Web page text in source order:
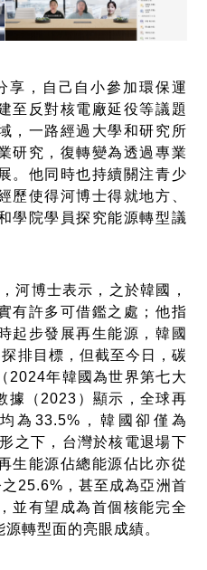
，自己自小參加環保運
至反對核電廠延役等議題
，一路經過大學和研究所
研究，復轉變為透過專業
。他同時也持續關注青少
歷使得河博士得就地方、
學院學員探究能源轉型議
博士表示，之於韓國，
有許多可借鑑之處；他指
起步發展再生能源，韓國
排目標，但截至今日，碳
2024年韓國為世界第七大
據（2023）顯示，全球再
為33.5%，韓國卻僅為
之下，台灣於核電退場下
生能源佔總能源佔比亦從
25.6%，甚至成為亞洲首
並有望成為首個核能完全
轉型面的亮眼成績。